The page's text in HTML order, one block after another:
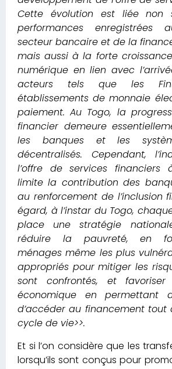
Cette évolution est liée non
performances enregistrées
secteur bancaire et de la
mais aussi à la forte
numérique en lien avec
acteurs tels que les
établissements de monnaie
paiement. Au Togo, la
financier demeure
les banques et les
décentralisés. Cependant,
l’offre de services
limite la contribution des
au renforcement de l’inclusion
égard, à l’instar du Togo,
place une stratégie
réduire la pauvreté, en
ménages même les plus
appropriés pour mitiger les
sont confrontés, et
économique en permettant
d’accéder au financement
cycle de vie>>.
Et si l’on considère que les
lorsqu’ils sont conçus pour